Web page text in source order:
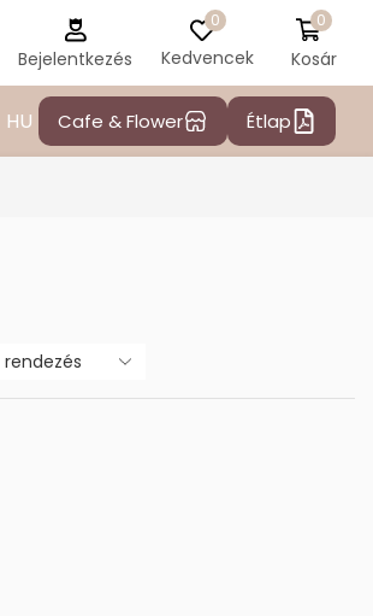
Bejelentkezés
0
Kedvencek
0
Kosár
HU Cafe & Flower Étlap